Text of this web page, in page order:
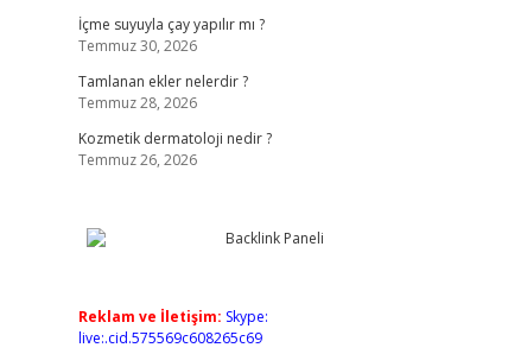
İçme suyuyla çay yapılır mı ?
Temmuz 30, 2026
Tamlanan ekler nelerdir ?
Temmuz 28, 2026
Kozmetik dermatoloji nedir ?
Temmuz 26, 2026
Reklam ve İletişim: Skype:
live:.cid.575569c608265c69